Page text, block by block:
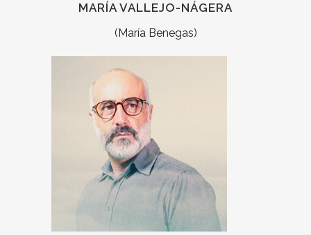
MARÍA VALLEJO-NÁGERA
(María Benegas)